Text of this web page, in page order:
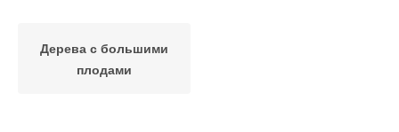
Дерева с большими
плодами